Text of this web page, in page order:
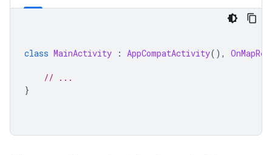
class MainActivity : AppCompatActivity(),
// ...
}